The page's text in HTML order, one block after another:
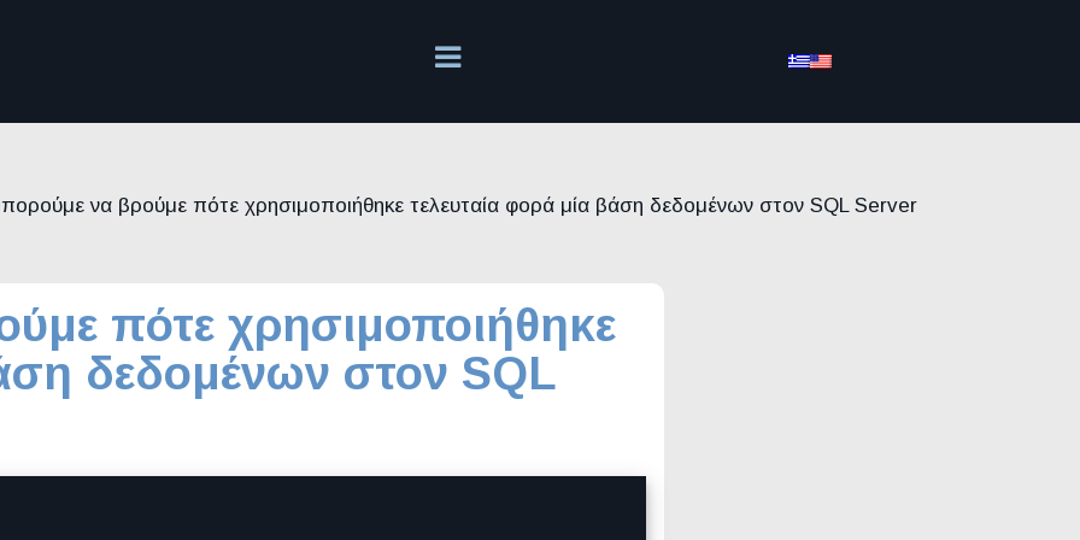
να βρούμε πότε χρησιμοποιήθηκε τελευταία φορά μία βάση δεδομένων στον SQL Server
πότε χρησιμοποιήθηκε
δεδομένων στον SQL